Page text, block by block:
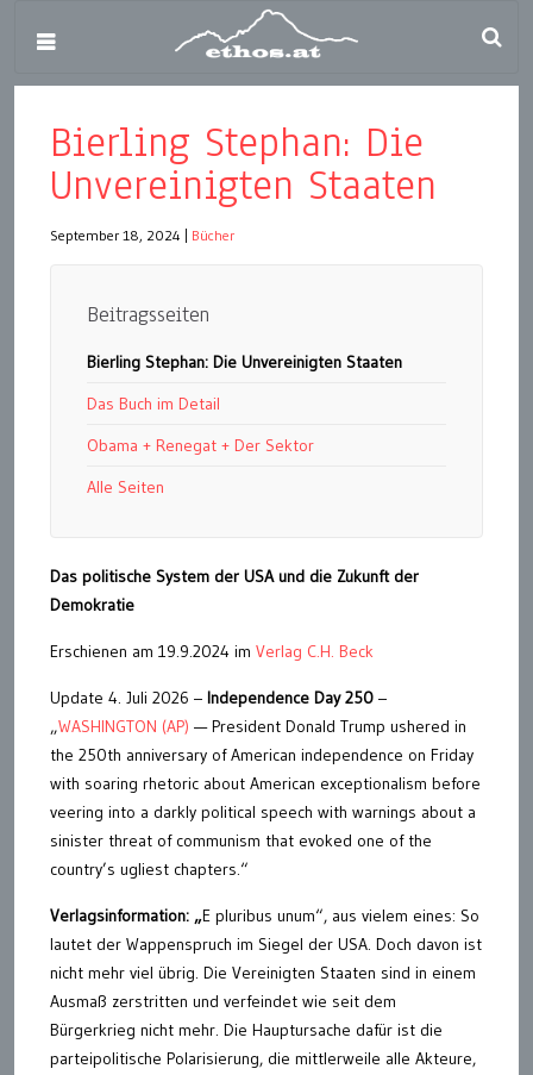
Bierling Stephan: Die
Unvereinigten Staaten
September 18, 2024 Bücher
Beitragsseiten
Bierling Stephan: Die Unvereinigten Staaten
Das Buch im Detail
Obama + Renegat + Der Sektor
Alle Seiten
Das politische System der USA und die Zukunft der
Demokratie
Erschienen am 19.9.2024 im Verlag C.H. Beck
Update 4. Juli 2026 – Independence Day 250 –
„WASHINGTON (AP) — President Donald Trump ushered in
the 250th anniversary of American independence on Friday
with soaring rhetoric about American exceptionalism before
veering into a darkly political speech with warnings about a
sinister threat of communism that evoked one of the
country’s ugliest chapters.“
Verlagsinformation: „E pluribus unum“, aus vielem eines: So
lautet der Wappenspruch im Siegel der USA. Doch davon ist
nicht mehr viel übrig. Die Vereinigten Staaten sind in einem
Ausmaß zerstritten und verfeindet wie seit dem
Bürgerkrieg nicht mehr. Die Hauptursache dafür ist die
parteipolitische Polarisierung, die mittlerweile alle Akteure,